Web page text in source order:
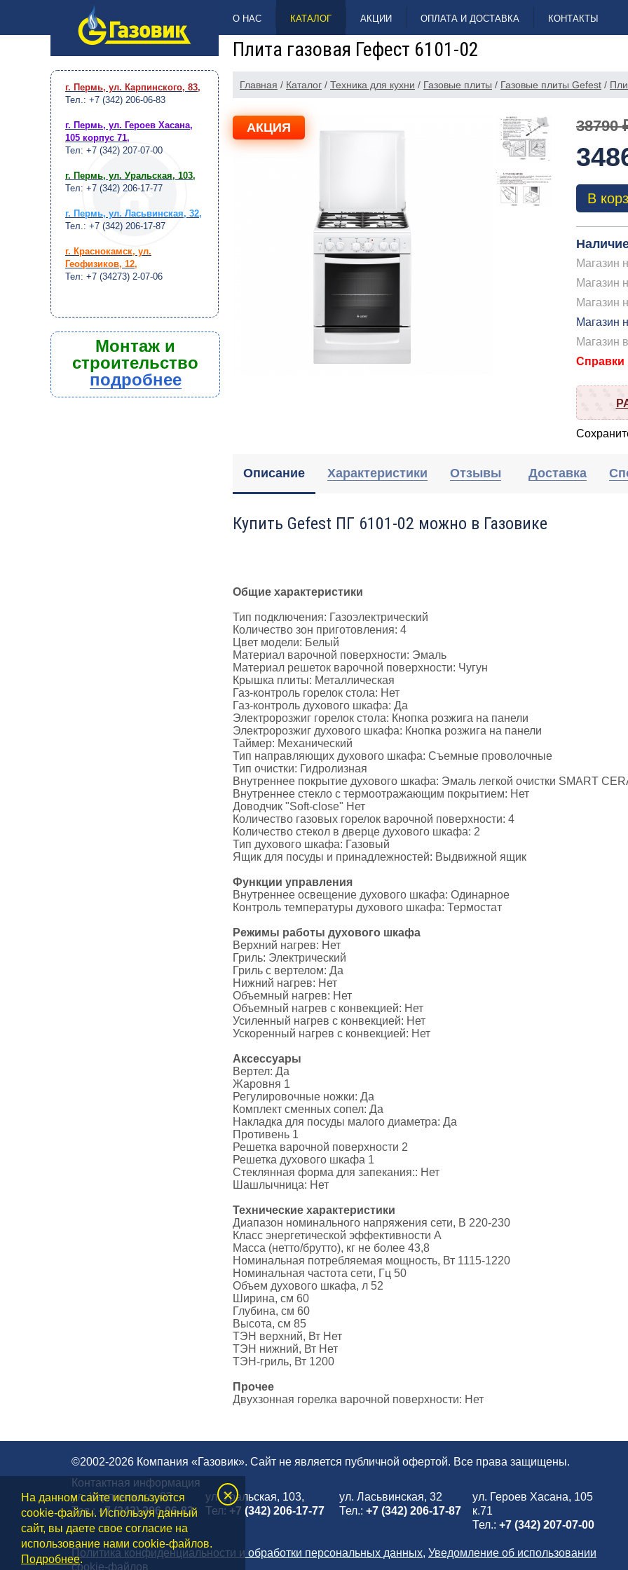
НАВЕРХ
О НАС КАТАЛОГ АКЦИИ ОПЛАТА И ДОСТАВКА КОНТАКТЫ
Плита газовая Гефест 6101-02
Главная / Каталог / Техника для кухни / Газовые плиты / Газовые плиты Gefest /
АКЦИЯ 38790
В
Магазин
Магазин
Магазин
Магазин
Магазин
Справки
Описание Характеристики Отзывы Доставка
Купить Gefest ПГ 6101-02 можно в Газовике
Общие характеристики
Тип подключения: Газоэлектрический
Количество зон приготовления: 4
Цвет модели: Белый
Материал варочной поверхности: Эмаль
Материал решеток варочной поверхности: Чугун
Крышка плиты: Металлическая
Газ-контроль горелок стола: Нет
Газ-контроль духового шкафа: Да
Электророзжиг горелок стола: Кнопка розжига на панели
Электророзжиг духового шкафа: Кнопка розжига на панели
Таймер: Механический
Тип направляющих духового шкафа: Съемные проволочные
Тип очистки: Гидролизная
Внутреннее покрытие духового шкафа: Эмаль легкой очистки SMART
Внутреннее стекло с термоотражающим покрытием: Нет
Доводчик "Soft-close" Нет
Количество газовых горелок варочной поверхности: 4
Количество стекол в дверце духового шкафа: 2
Тип духового шкафа: Газовый
Ящик для посуды и принадлежностей: Выдвижной ящик
Функции управления
Внутреннее освещение духового шкафа: Одинарное
Контроль температуры духового шкафа: Термостат
Режимы работы духового шкафа
Верхний нагрев: Нет
Гриль: Электрический
Гриль с вертелом: Да
Нижний нагрев: Нет
Объемный нагрев: Нет
Объемный нагрев с конвекцией: Нет
Усиленный нагрев с конвекцией: Нет
Ускоренный нагрев с конвекцией: Нет
Аксессуары
Вертел: Да
Жаровня 1
Регулировочные ножки: Да
Комплект сменных сопел: Да
Накладка для посуды малого диаметра: Да
Противень 1
Решетка варочной поверхности 2
Решетка духового шкафа 1
Стеклянная форма для запекания:: Нет
Шашлычница: Нет
Технические характеристики
Диапазон номинального напряжения сети, В 220-230
Класс энергетической эффективности A
Масса (нетто/брутто), кг не более 43,8
Номинальная потребляемая мощность, Вт 1115-1220
Номинальная частота сети, Гц 50
Объем духового шкафа, л 52
Ширина, см 60
Глубина, см 60
Высота, см 85
ТЭН верхний, Вт Нет
ТЭН нижний, Вт Нет
ТЭН-гриль, Вт 1200
Прочее
Двухзонная горелка варочной поверхности: Нет
г. Пермь, ул. Карпинского, 83,
Тел.: +7 (342) 206-06-83
г. Пермь, ул. Героев Хасана,
105 корпус 71,
Тел: +7 (342) 207-07-00
г. Пермь, ул. Уральская, 103,
Тел: +7 (342) 206-17-77
г. Пермь, ул. Ласьвинская, 32,
Тел.: +7 (342) 206-17-87
г. Краснокамск, ул.
Геофизиков, 12,
Тел: +7 (34273) 2-07-06
Монтаж и
строительство
подробнее
©2002-2026 Компания «Газовик». Сайт не является публичной офертой. Все права защищены.
Контактная информация
ул. Карпинского, 83
Тел.: +7 (342) 206-06-83
ул. Уральская, 103,
Тел: +7 (342) 206-17-77
ул. Ласьвинская, 32
Тел.: +7 (342) 206-17-87
ул. Героев Хасана, 105
к.71
Тел.: +7 (342) 207-07-00
Политика конфиденциальности и обработки персональных данных, Уведомление об использовании
cookie-файлов
На данном сайте используются
cookie-файлы. Используя данный
сайт, вы даете свое согласие на
использование нами cookie-файлов.
Подробнее.
×